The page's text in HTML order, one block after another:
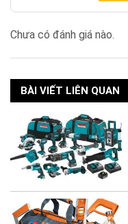
Chưa có đánh giá nào.
BÀI VIẾT LIÊN QUAN